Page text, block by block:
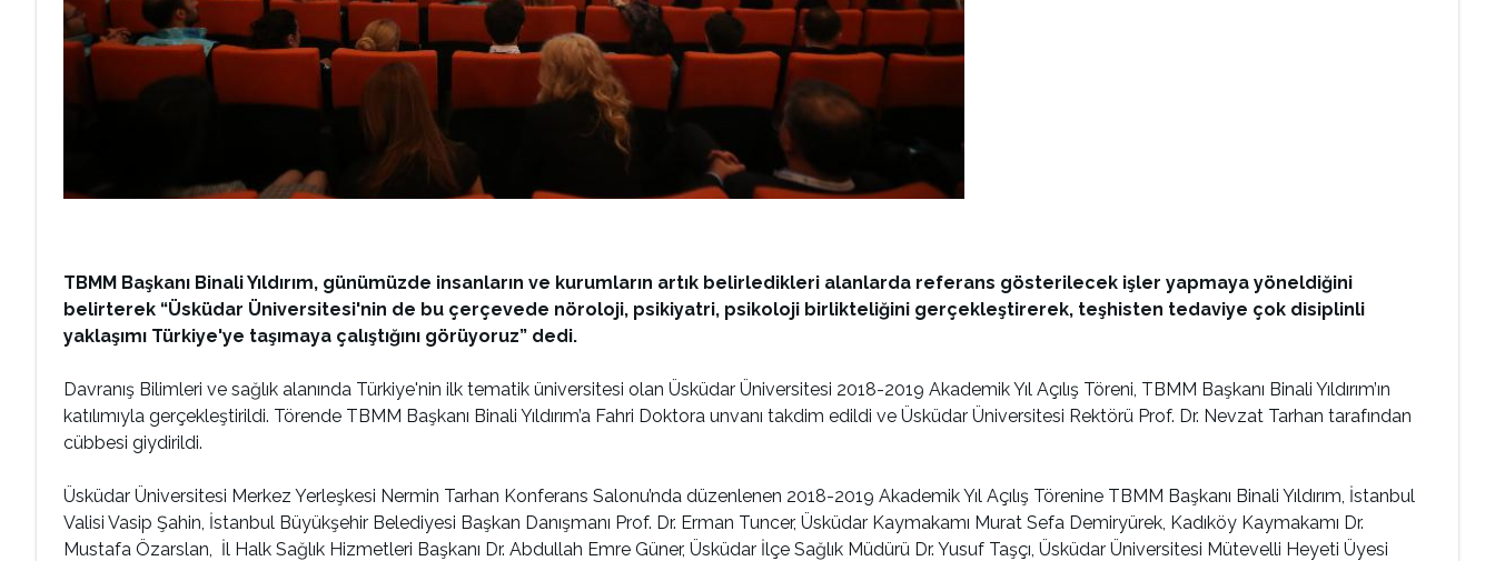
TBMM Başkanı Binali Yıldırım, günümüzde insanların ve kurumların artık belirledikleri alanlarda referans gösterilecek işler yapmaya yöneldiğini
belirterek “Üsküdar Üniversitesi'nin de bu çerçevede nöroloji, psikiyatri, psikoloji birlikteliğini gerçekleştirerek, teşhisten tedaviye çok disiplinli
yaklaşımı Türkiye'ye taşımaya çalıştığını görüyoruz” dedi.
Davranış Bilimleri ve sağlık alanında Türkiye'nin ilk tematik üniversitesi olan Üsküdar Üniversitesi 2018-2019 Akademik Yıl Açılış Töreni, TBMM Başkanı Binali Yıldırım’ın
katılımıyla gerçekleştirildi. Törende TBMM Başkanı Binali Yıldırım’a Fahri Doktora unvanı takdim edildi ve Üsküdar Üniversitesi Rektörü Prof. Dr. Nevzat Tarhan tarafından
cübbesi giydirildi.
Üsküdar Üniversitesi Merkez Yerleşkesi Nermin Tarhan Konferans Salonu’nda düzenlenen 2018-2019 Akademik Yıl Açılış Törenine TBMM Başkanı Binali Yıldırım, İstanbul
Valisi Vasip Şahin, İstanbul Büyükşehir Belediyesi Başkan Danışmanı Prof. Dr. Erman Tuncer, Üsküdar Kaymakamı Murat Sefa Demiryürek, Kadıköy Kaymakamı Dr.
Mustafa Özarslan, İl Halk Sağlık Hizmetleri Başkanı Dr. Abdullah Emre Güner, Üsküdar İlçe Sağlık Müdürü Dr. Yusuf Taşçı, Üsküdar Üniversitesi Mütevelli Heyeti Üyesi